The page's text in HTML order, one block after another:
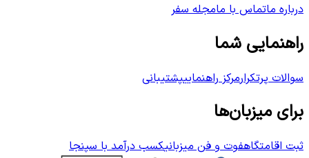
درباره ماتماس با مامجله سفر
راهنمایی شما
سوالات پرتکرارمرکز راهنماییپشتیبانی
برای میزبان‌ها
ثبت اقامتگاهفوت و فن میزبانیکسب درآمد با سپنجا